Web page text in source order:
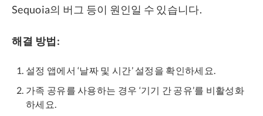
Sequoia의 버그 등이 원인일 수 있습니다.
해결 방법:
설정 앱에서 ‘날짜 및 시간’ 설정을 확인하세요.
가족 공유를 사용하는 경우 ‘기기 간 공유’를 비활성화
하세요.